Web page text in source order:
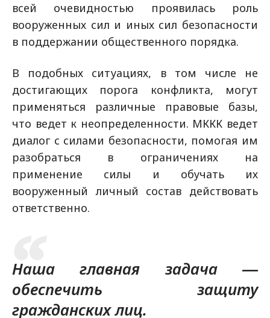
всей очевидностью проявилась роль
вооруженных сил и иных сил безопасности
в поддержании общественного порядка.
В подобных ситуациях, в том числе не
достигающих порога конфликта, могут
применяться различные правовые базы,
что ведет к неопределенности. МККК ведет
диалог с силами безопасности, помогая им
разобраться в ограничениях на
применение силы и обучать их
вооруженный личный состав действовать
ответственно.
Наша главная задача ―
обеспечить защиту
гражданских лиц.